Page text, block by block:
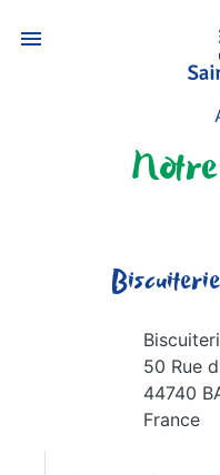

50 Rue
44740
France